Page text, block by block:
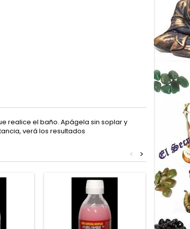
realice el baño. Apágela sin soplar y
verá los resultados
>
<